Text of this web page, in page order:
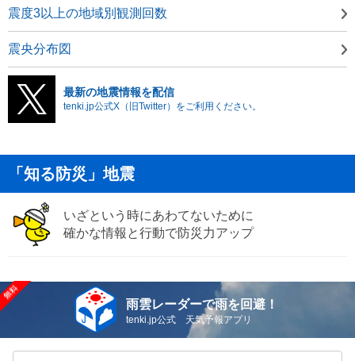
震度3以上の地域別観測回数
震央分布図
最新の地震情報を配信
tenki.jp公式X（旧Twitter）をご利用ください。
「知る防災」地震
いざという時にあわてないために
確かな情報と行動で防災力アップ
雨雲レーダーで雨を回避！
tenki.jp公式 天気予報アプリ